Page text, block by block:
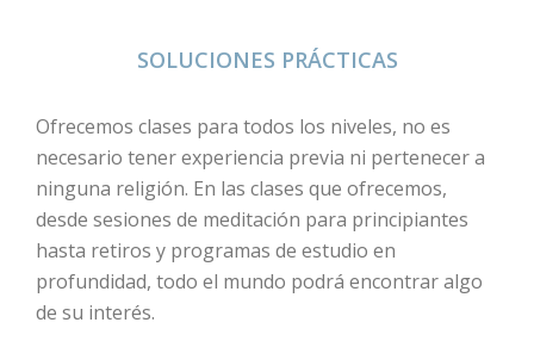
SOLUCIONES PRÁCTICAS
Ofrecemos clases para todos los niveles, no es
necesario tener experiencia previa ni pertenecer a
ninguna religión. En las clases que ofrecemos,
desde sesiones de meditación para principiantes
hasta retiros y programas de estudio en
profundidad, todo el mundo podrá encontrar algo
de su interés.